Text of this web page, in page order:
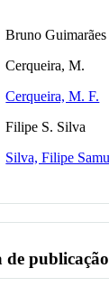
Bruno Guimarães
Cerqueira, M.
Cerqueira, M. F.
Filipe S. Silva
Silva, Filipe
de publicação